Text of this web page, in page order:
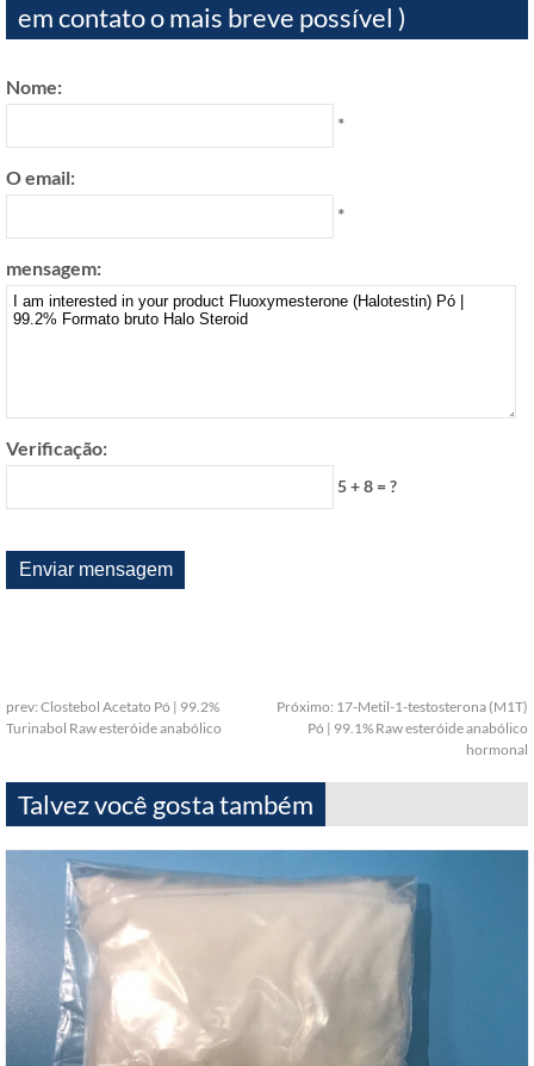
em contato o mais breve possível )
Nome:
*
O email:
*
mensagem:
Verificação:
5 + 8 = ?
prev: Clostebol Acetato Pó | 99.2%
Turinabol Raw esteróide anabólico
Próximo: 17-Metil-1-testosterona (M1T)
Pó | 99.1% Raw esteróide anabólico
hormonal
Talvez você gosta também